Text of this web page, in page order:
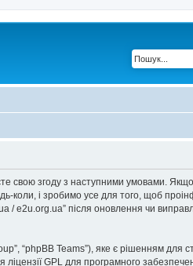
свою згоду з наступними умовами.
коли, і зробимо усе для того, щоб
/ e2u.org.ua” після оновлення чи
“phpBB Teams”), яке є рішенням для
ліцензії GPL для програмного